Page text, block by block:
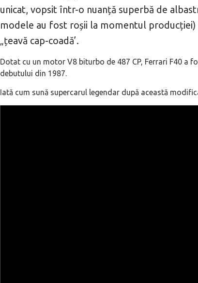
unicat, vopsit într-o nuanță superbă de
modele au fost roșii la momentul
„țeavă cap-coadă’.
Dotat cu un motor V8 biturbo de 487 CP, Ferrari F40 a
debutului din 1987.
Iată cum sună supercarul legendar după această